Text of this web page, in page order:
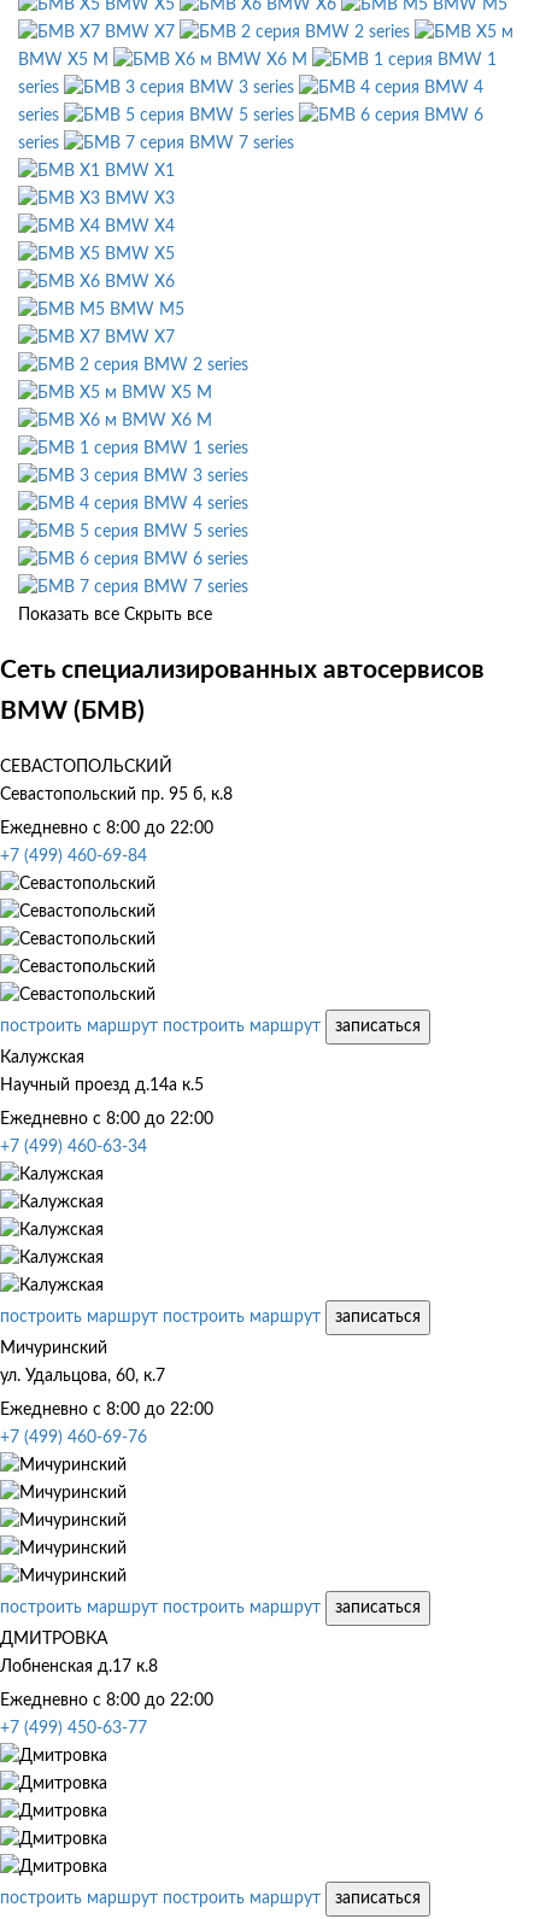
BMW X5 BMW X6
BMW M5
BMW X7
BMW 2 series
BMW X5 M
BMW X6 M
BMW 1
series
BMW 3 series
BMW 4
series
BMW 5 series
BMW 6
series
BMW 7 series
BMW X1
BMW X3
BMW X4
BMW X5
BMW X6
BMW M5
BMW X7
BMW 2 series
BMW X5 M
BMW X6 M
BMW 1 series
BMW 3 series
BMW 4 series
BMW 5 series
BMW 6 series
BMW 7 series
Показать все Скрыть все
Сеть специализированных автосервисов
BMW (БМВ)
СЕВАСТОПОЛЬСКИЙ
Севастопольский пр. 95 б, к.8
Ежедневно с 8:00 до 22:00
+7 (499) 460-69-84
построить маршрут построить маршрут
записаться
Калужская
Научный проезд д.14а к.5
Ежедневно с 8:00 до 22:00
+7 (499) 460-63-34
построить маршрут построить маршрут
записаться
Мичуринский
ул. Удальцова, 60, к.7
Ежедневно с 8:00 до 22:00
+7 (499) 460-69-76
построить маршрут построить маршрут
записаться
ДМИТРОВКА
Лобненская д.17 к.8
Ежедневно с 8:00 до 22:00
+7 (499) 450-63-77
построить маршрут построить маршрут
записаться